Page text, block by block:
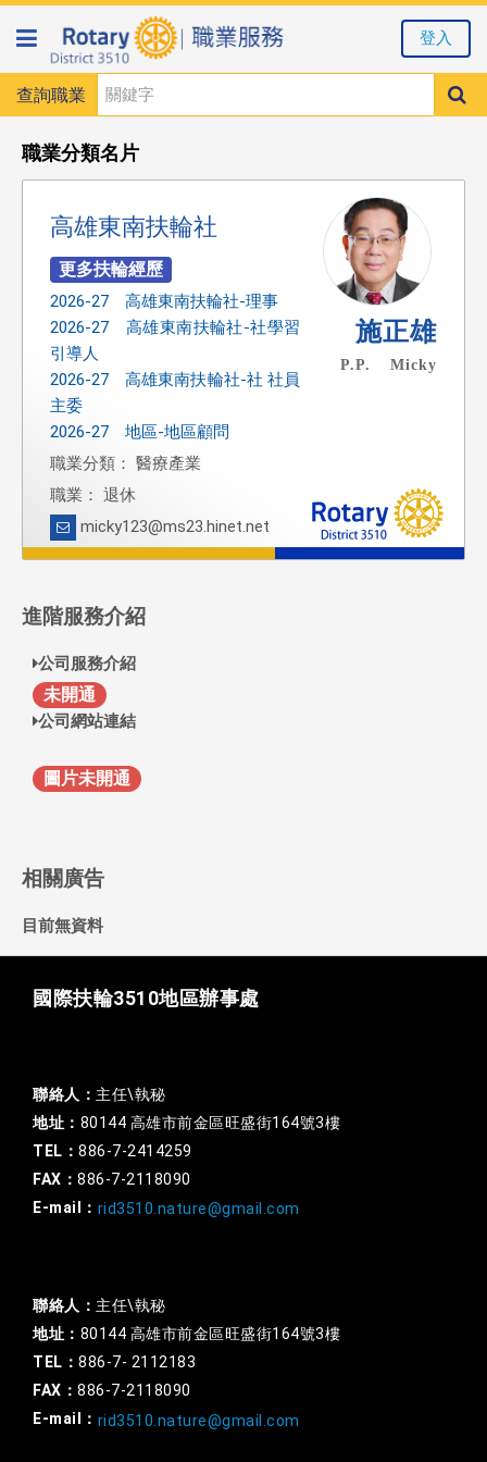
查詢職業
登入
職業分類名片
高雄東南扶輪社
2026-27 高雄東南扶輪社-理事
2026-27 高雄東南扶輪社-社學習
引導人
2026-27 高雄東南扶輪社-社 社員
主委
2026-27 地區-地區顧問
職業分類： 醫療產業
職業： 退休
micky123@ms23.hinet.net
施正雄
P.P. Micky
進階服務介紹
公司服務介紹
未開通
公司網站連結
圖片未開通
相關廣告
目前無資料
國際扶輪3510地區辦事處
聯絡人： 主任\執秘
地址： 80144 高雄市前金區旺盛街164號3樓
TEL： 886-7-2414259
FAX： 886-7-2118090
E-mail： rid3510.nature@gmail.com
聯絡人： 主任\執秘
地址： 80144 高雄市前金區旺盛街164號3樓
TEL： 886-7- 2112183
FAX： 886-7-2118090
E-mail： rid3510.nature@gmail.com